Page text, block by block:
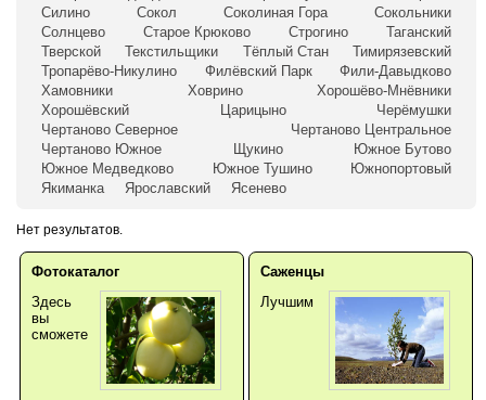
Силино
Сокол Соколиная Гора
Сокольники
Солнцево
Старое Крюково Строгино
Таганский
Тверской
Текстильщики Тёплый Стан
Тимирязевский
Тропарёво-Никулино
Филёвский Парк
Фили-Давыдково
Хамовники
Ховрино
Хорошёво-Мнёвники
Хорошёвский
Царицыно
Черёмушки
Чертаново Северное
Чертаново Центральное
Чертаново Южное
Щукино
Южное Бутово
Южное Медведково
Южное Тушино
Южнопортовый
Якиманка
Ярославский Ясенево
Нет результатов.
Фотокаталог
Здесь
вы
сможете
Саженцы
Лучшим